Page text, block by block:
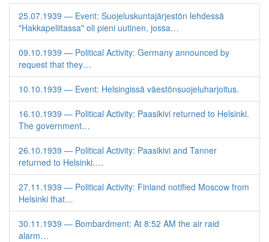
25.07.1939 — Event: Suojeluskuntajärjestön lehdessä
"Hakkapeliitassa" oli pieni uutinen, jossa…
09.10.1939 — Political Activity: Germany announced by
request that they…
10.10.1939 — Event: Helsingissä väestönsuojeluharjoitus.
16.10.1939 — Political Activity: Paasikivi returned to Helsinki.
The government…
26.10.1939 — Political Activity: Paasikivi and Tanner
returned to Helsinki.…
27.11.1939 — Political Activity: Finland notified Moscow from
Helsinki that…
30.11.1939 — Bombardment: At 8:52 AM the air raid
alarm…